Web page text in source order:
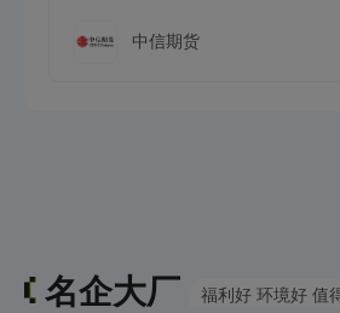
中信期货
名企大厂 福利好 环境好 值